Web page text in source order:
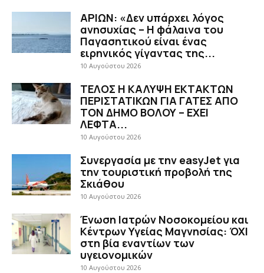
ΑΡΙΩΝ: «Δεν υπάρχει λόγος
ανησυχίας – Η φάλαινα του
Παγασητικού είναι ένας
ειρηνικός γίγαντας της...
10 Αυγούστου 2026
ΤΕΛΟΣ Η ΚΑΛΥΨΗ ΕΚΤΑΚΤΩΝ
ΠΕΡΙΣΤΑΤΙΚΩΝ ΓΙΑ ΓΑΤΕΣ ΑΠΟ
ΤΟΝ ΔΗΜΟ ΒΟΛΟΥ – ΕΧΕΙ
ΛΕΦΤΑ...
10 Αυγούστου 2026
Συνεργασία με την easyJet για
την τουριστική προβολή της
Σκιάθου
10 Αυγούστου 2026
Ένωση Ιατρών Νοσοκομείου και
Κέντρων Υγείας Μαγνησίας: ΌΧΙ
στη βία εναντίων των
υγειονομικών
10 Αυγούστου 2026